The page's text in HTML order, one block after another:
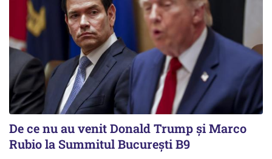
De ce nu au venit Donald Trump şi Marco
Rubio la Summitul Bucureşti B9